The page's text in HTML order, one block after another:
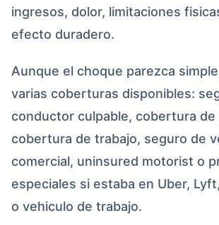
ingresos, dolor, limitaciones
efecto duradero.
Aunque el choque parezca
varias coberturas disponibles:
conductor culpable, cobertura de
cobertura de trabajo, seguro de
comercial, uninsured motorist o
especiales si estaba en Uber,
o vehiculo de trabajo.